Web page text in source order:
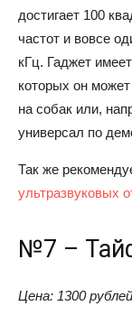
достигает 100
частот и вовсе
кГц. Гаджет
которых он
на собак или,
универсал по
Так же
ультразвуковых
№7 –
Цена: 1300 рублей